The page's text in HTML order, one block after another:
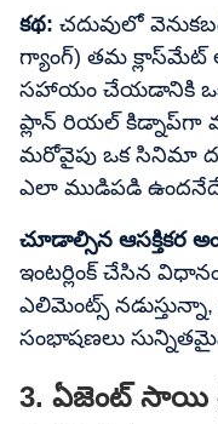
కథ: చదువులో
గ్యాంగ్) తమ
సహాయం చేయడానికి ఒక
ప్లాన్ రియల్
మరోవైపు ఒక సినిమా
ఎలా ముడిపడి ఉందనేదే
చూడాల్సిన ఆసక్తికర
ఇంటర్లింక్ చేసిన
ఎలిమెంట్స్
సంభాషణలు
3. ఏజెంట్ సాయి